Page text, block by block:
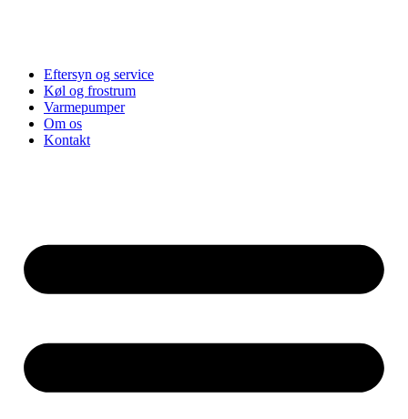
Eftersyn og service
Køl og frostrum
Varmepumper
Om os
Kontakt